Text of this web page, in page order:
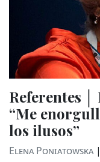
Referentes
“Me
los ilusos”
Elena Poniatowska |